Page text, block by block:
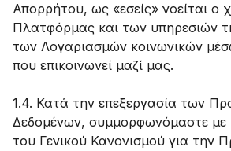
Απορρήτου, ως «εσείς» νοείται ο
Πλατφόρμας και των υπηρεσιών
των Λογαριασμών κοινωνικών
που επικοινωνεί μαζί μας.
1.4. Κατά την επεξεργασία των
Δεδομένων, συμμορφωνόμαστε με
του Γενικού Κανονισμού για την